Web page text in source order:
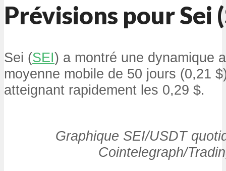
Prévisions pour Sei
Sei (SEI) a montré une dynamique
moyenne mobile de 50 jours (0,21
atteignant rapidement les 0,29 $.
Graphique SEI/USDT
Cointelegraph/